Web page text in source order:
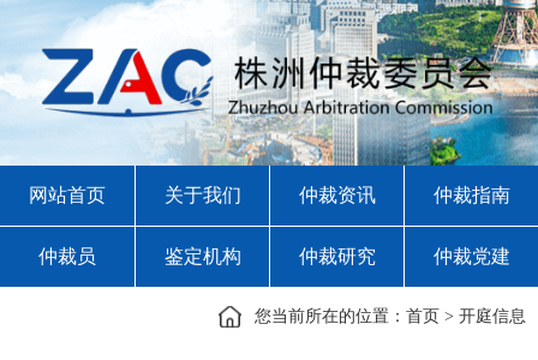
网站首页 关于我们 仲裁资讯 仲裁指南
仲裁员 鉴定机构 仲裁研究 仲裁党建
您当前所在的位置： 首页 > 开庭信息